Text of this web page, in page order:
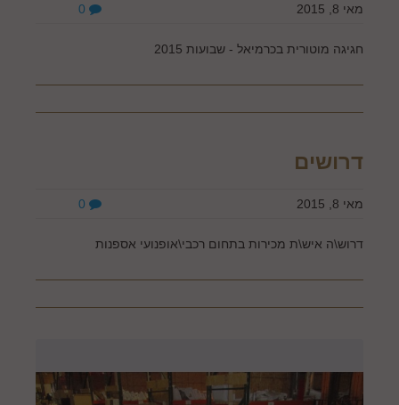
מאי 8, 2015
חגיגה מוטורית בכרמיאל - שבועות 2015
דרושים
מאי 8, 2015
דרוש\ה איש\ת מכירות בתחום רכבי\אופנועי אספנות